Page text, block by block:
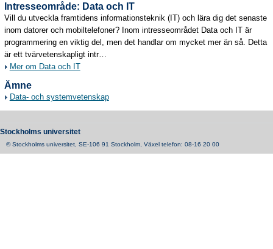
Intresseområde: Data och IT
Vill du utveckla framtidens informationsteknik (IT) och lära dig det senaste
inom datorer och mobiltelefoner? Inom intresseområdet Data och IT är
programmering en viktig del, men det handlar om mycket mer än så. Detta
är ett tvärvetenskapligt intr…
Mer om Data och IT
Ämne
Data- och systemvetenskap
Stockholms universitet
© Stockholms universitet, SE-106 91 Stockholm, Växel telefon: 08-16 20 00